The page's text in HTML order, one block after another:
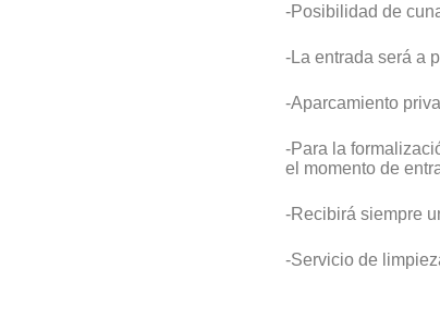
-Posibilidad de
-La entrada será a
-Aparcamiento
-Para la
el momento de
-Recibirá siempre
-Servicio de